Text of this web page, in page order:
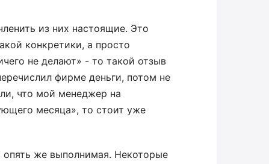
из них настоящие. Это
конкретики, а просто
не делают» - то такой отзыв
фирме деньги, потом не
что мой менеджер на
месяца», то стоит уже
опять же выполнимая. Некоторые